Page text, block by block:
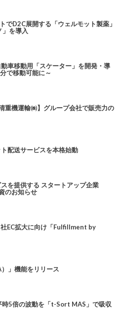
でD2C展開する「ウェルモット製薬」
」を導入
車移動用「スケーター」を開発・導
で移動可能に～
重機運輸㈱】グループ会社で販売力の
配送サービスを本格始動
を提供する スタートアップ企業
のお知らせ
EC拡大に向け「Fulfillment by
」機能をリリース
5倍の波動を「t-Sort MAS」で吸収